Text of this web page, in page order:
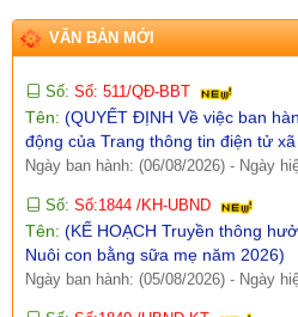
VĂN BẢN MỚI
Số:Số: 511/QĐ-BBT
Tên:
động của Trang thông tin điện tử xã
Ngày ban hành: (06/08/2026) - Ngày
Số:Số:1844 /KH-UBND
Tên:
Nuôi con bằng sữa mẹ năm 2026)
Ngày ban hành: (05/08/2026) -Ngày
Số:Số:1840 /UBND-KT
Tên: